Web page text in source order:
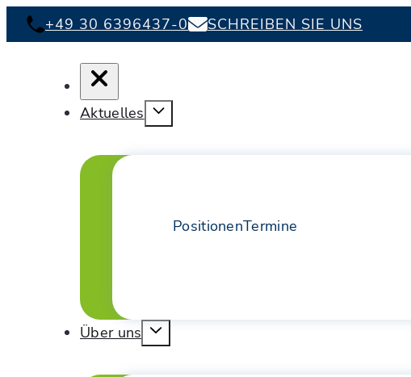
+49 30 6396437-0 SCHREIBEN SIE UNS
Aktuelles
PositionenTermine
Über uns